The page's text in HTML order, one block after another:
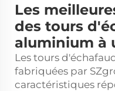
Les
des tours
aluminium à
Les tours
fabriquées par
caractéristiques